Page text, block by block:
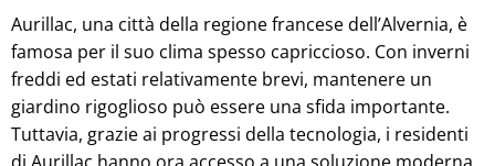
Aurillac, una città della regione francese dell’Alvernia, è
famosa per il suo clima spesso capriccioso. Con inverni
freddi ed estati relativamente brevi, mantenere un
giardino rigoglioso può essere una sfida importante.
Tuttavia, grazie ai progressi della tecnologia, i residenti